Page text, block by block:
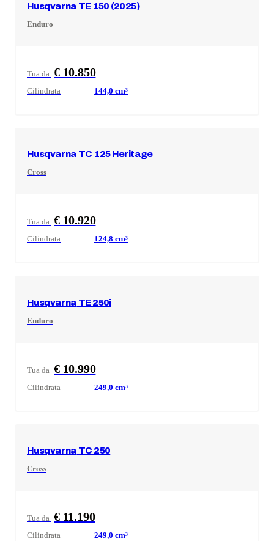
Husqvarna TE 150 (2025)
Enduro
Tua da € 10.850
Cilindrata 144,0 cm³
Husqvarna TC 125 Heritage
Cross
Tua da € 10.920
Cilindrata 124,8 cm³
Husqvarna TE 250i
Enduro
Tua da € 10.990
Cilindrata 249,0 cm³
Husqvarna TC 250
Cross
Tua da € 11.190
Cilindrata 249,0 cm³